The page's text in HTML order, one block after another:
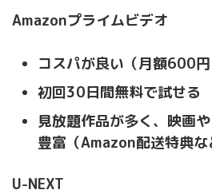
Amazonプライムビデオ
コスパが良い（月額600円
初回30日間無料で試せる
見放題作品が多く、映画
豊富（Amazon配送特典な
U-NEXT